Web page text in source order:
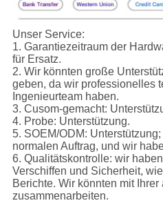
Unser Service:
1. Garantiezeitraum der
für Ersatz.
2. Wir könnten große
geben, da wir professionelles
Ingenieurteam haben.
3. Cusom-gemacht:
4. Probe: Unterstützung.
5. SOEM/ODM:
normalen Auftrag, und wir
6. Qualitätskontrolle: wir
Verschiffen und Sicherheit,
Berichte. Wir könnten mit
zusammenarbeiten.